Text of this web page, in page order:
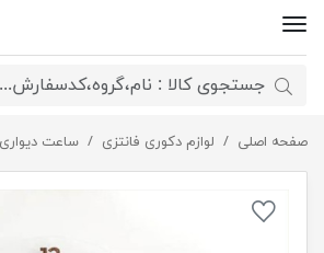
صفحه اصلی لوازم دکوری فانتزی ساعت دیواری ساعت دیواری افروز